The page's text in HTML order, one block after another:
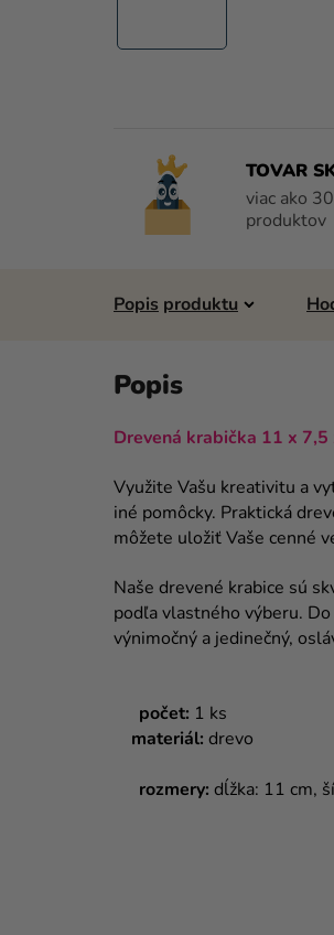
TOVAR
viac ako
produktov
Popis
Drevená krabička 11 x 7,5
Využite Vašu kreativitu a
iné pomôcky. Praktická
môžete uložiť Vaše cenné
Naše drevené krabice sú
podľa vlastného výberu.
výnimočný a jedinečný,
počet: 1 ks
materiál: drevo
rozmery: dĺžka: 11 cm,